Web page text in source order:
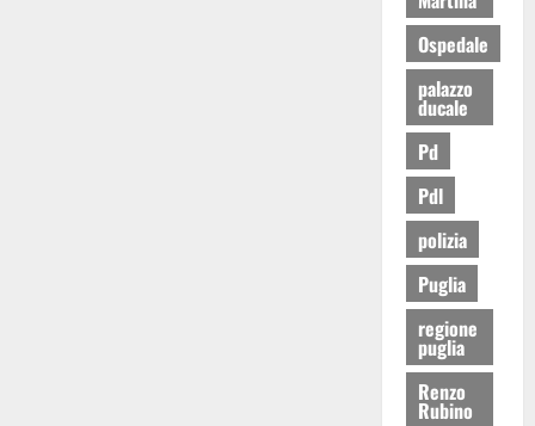
Ospedale
palazzo
ducale
Pd
Pdl
polizia
Puglia
regione
puglia
Renzo
Rubino